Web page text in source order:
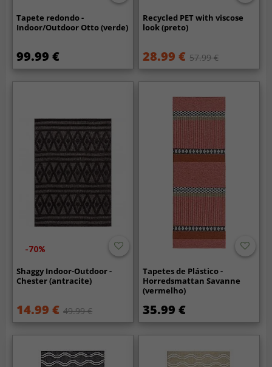
Tapete redondo -
Indoor/Outdoor Otto (verde)
99.99 €
Recycled PET with viscose
look (preto)
28.99 € 57.99 €
-70%
Shaggy Indoor-Outdoor -
Chester (antracite)
14.99 € 49.99 €
Tapetes de Plástico -
Horredsmattan Savanne
(vermelho)
35.99 €